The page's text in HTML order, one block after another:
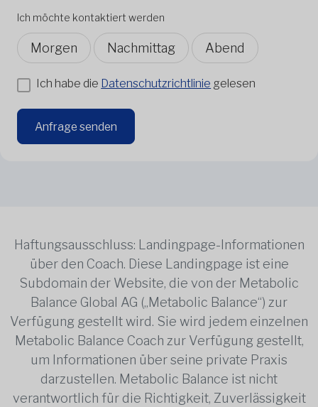
Ich möchte kontaktiert werden
Morgen Nachmittag Abend
Ich habe die Datenschutzrichtlinie gelesen
Anfrage senden
Haftungsausschluss: Landingpage-Informationen
über den Coach. Diese Landingpage ist eine
Subdomain der Website, die von der Metabolic
Balance Global AG („Metabolic Balance“) zur
Verfügung gestellt wird. Sie wird jedem einzelnen
Metabolic Balance Coach zur Verfügung gestellt,
um Informationen über seine private Praxis
darzustellen. Metabolic Balance ist nicht
verantwortlich für die Richtigkeit, Zuverlässigkeit